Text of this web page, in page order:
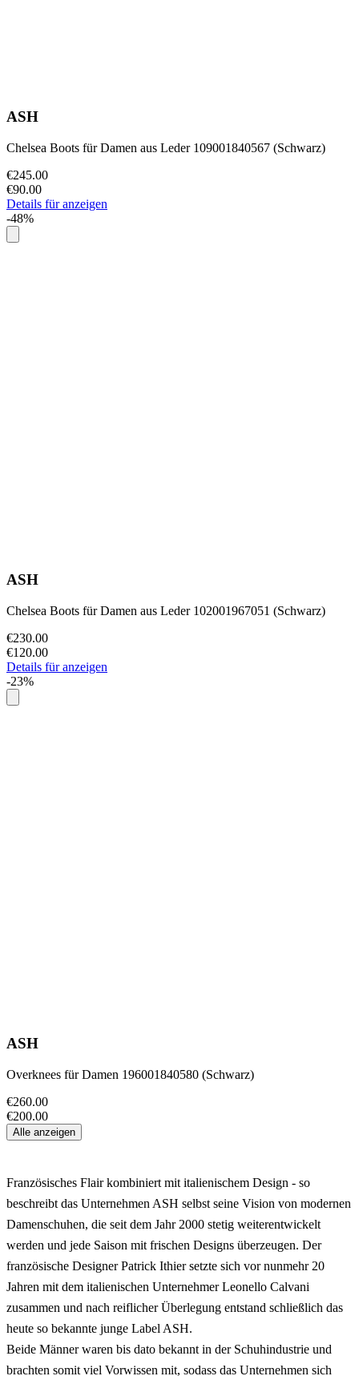
ASH
Chelsea Boots für Damen aus Leder 109001840567 (Schwarz)
€245.00
€90.00
Details für anzeigen
-48%
ASH
Chelsea Boots für Damen aus Leder 102001967051 (Schwarz)
€230.00
€120.00
Details für anzeigen
-23%
ASH
Overknees für Damen 196001840580 (Schwarz)
€260.00
€200.00
Alle anzeigen
Französisches Flair kombiniert mit italienischem Design - so
beschreibt das Unternehmen ASH selbst seine Vision von modernen
Damenschuhen, die seit dem Jahr 2000 stetig weiterentwickelt
werden und jede Saison mit frischen Designs überzeugen. Der
französische Designer Patrick Ithier setzte sich vor nunmehr 20
Jahren mit dem italienischen Unternehmer Leonello Calvani
zusammen und nach reiflicher Überlegung entstand schließlich das
heute so bekannte junge Label ASH.
Beide Männer waren bis dato bekannt in der Schuhindustrie und
brachten somit viel Vorwissen mit, sodass das Unternehmen sich